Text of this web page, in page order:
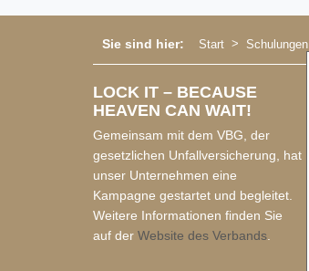
Sie sind hier: Start Schulungen
LOCK IT – BECAUSE
HEAVEN CAN WAIT!
Gemeinsam mit dem VBG, der
gesetzlichen Unfallversicherung, hat
unser Unternehmen eine
Kampagne gestartet und begleitet.
Weitere Informationen finden Sie
auf der Website des Verbands